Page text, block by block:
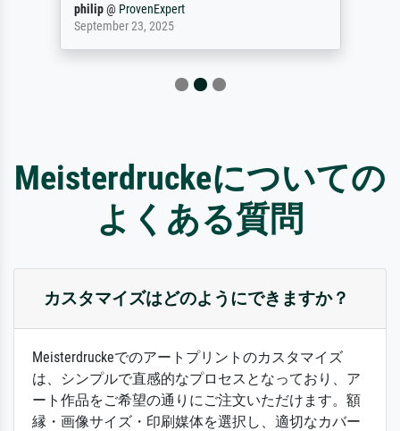
philip@ ProvenExpert
September 23, 2025
Meisterdruckeについての
よくある質問
カスタマイズはどのようにできますか？
Meisterdruckeでのアートプリントのカスタマイズ
は、シンプルで直感的なプロセスとなっており、ア
ート作品をご希望の通りにご注文いただけます。額
縁・画像サイズ・印刷媒体を選択し、適切なカバー